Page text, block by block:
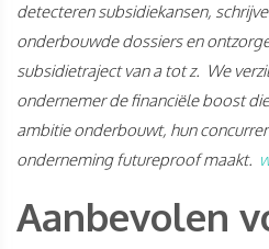
detecteren subsidiekansen,
onderbouwde dossiers en
subsidietraject van a tot z. We
ondernemer de financiële boost
ambitie onderbouwt, hun
onderneming futureproof maakt.
Aanbevolen